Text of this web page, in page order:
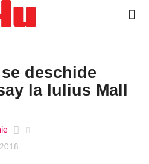
deschide
la Iulius Mall